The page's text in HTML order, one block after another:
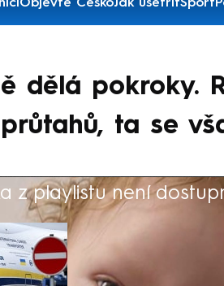
Objevte ČeskoJak ušetřitSport
dělá pokroky.
ta se
z playlistu není